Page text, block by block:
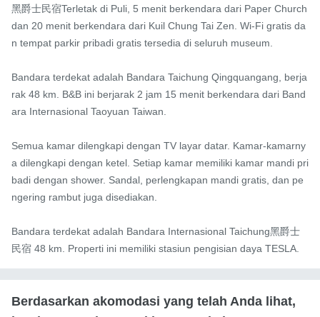
黑爵士民宿Terletak di Puli, 5 menit berkendara dari Paper Church
dan 20 menit berkendara dari Kuil Chung Tai Zen. Wi-Fi gratis da
n tempat parkir pribadi gratis tersedia di seluruh museum.
Bandara terdekat adalah Bandara Taichung Qingquangang, berja
rak 48 km. B&B ini berjarak 2 jam 15 menit berkendara dari Band
ara Internasional Taoyuan Taiwan.
Semua kamar dilengkapi dengan TV layar datar. Kamar-kamarny
a dilengkapi dengan ketel. Setiap kamar memiliki kamar mandi pri
badi dengan shower. Sandal, perlengkapan mandi gratis, dan pe
ngering rambut juga disediakan.
Bandara terdekat adalah Bandara Internasional Taichung黑爵士
民宿 48 km. Properti ini memiliki stasiun pengisian daya TESLA.
Berdasarkan akomodasi yang telah Anda lihat,